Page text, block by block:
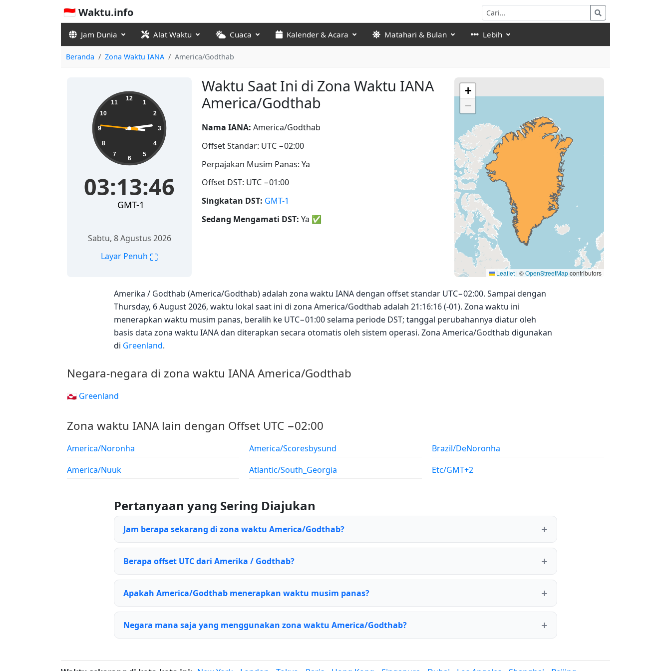
🇮🇩 Waktu.info
Jam Dunia Alat Waktu Cuaca Kalender & Acara Matahari & Bulan Lebih
Beranda Zona Waktu IANA America/Godthab
Waktu Saat Ini di Zona Waktu IANA
America/Godthab
03:13:47 12
1
2
3
4
5
6
7
8
9
10
11
03:13:47
GMT-1
Sabtu, 8 Agustus 2026
Layar Penuh ⛶
Nama IANA: America/Godthab
Offset Standar: UTC −02:00
Perpajakan Musim Panas: Ya
Offset DST: UTC −01:00
Singkatan DST: GMT-1
Sedang Mengamati DST: Ya ✅
+
−
Leaflet | ©OpenStreetMapcontributors
Amerika / Godthab (America/Godthab) adalah zona waktu IANA dengan offset standar UTC−02:00. Sampai dengan
Thursday, 6 August 2026, waktu lokal saat ini di zona America/Godthab adalah 21:16:16 (-01). Zona waktu ini
menerapkan waktu musim panas, beralih ke UTC−01:00 selama periode DST; tanggal perubahannya diatur oleh
basis data zona waktu IANA dan diterapkan secara otomatis oleh sistem operasi. Zona America/Godthab digunakan
di Greenland.
Negara-negara di zona waktu IANA America/Godthab
🇬🇱 Greenland
Zona waktu IANA lain dengan Offset UTC −02:00
America/Noronha
America/Nuuk
America/Scoresbysund
Atlantic/South_Georgia
Brazil/DeNoronha
Etc/GMT+2
Pertanyaan yang Sering Diajukan
Jam berapa sekarang di zona waktu America/Godthab?
Berapa offset UTC dari Amerika / Godthab?
Apakah America/Godthab menerapkan waktu musim panas?
Negara mana saja yang menggunakan zona waktu America/Godthab?